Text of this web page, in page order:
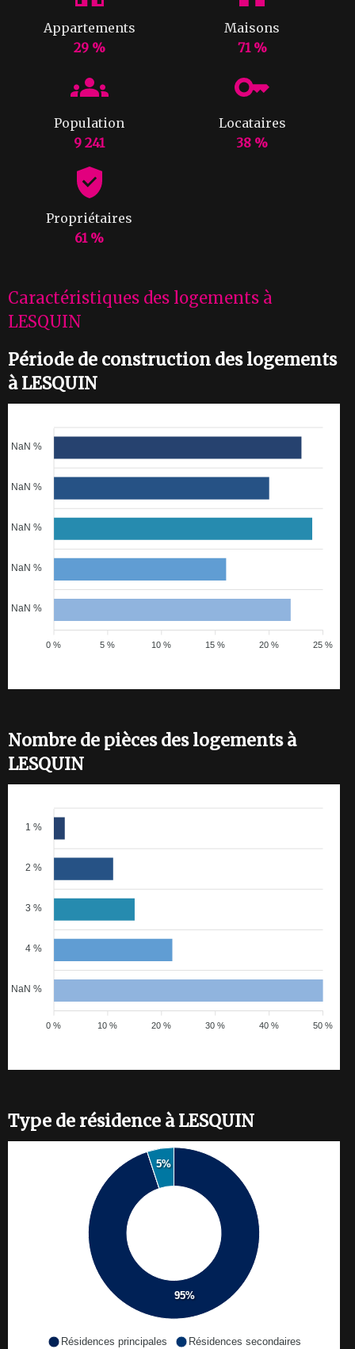
Appartements
29 %
Maisons
71 %
Population
9 241
Locataires
38 %
Propriétaires
61 %
Caractéristiques des logements à
LESQUIN
Période de construction des logements
à LESQUIN
NaN %
NaN %
NaN %
NaN %
NaN %
25 %
20 %
15 %
10 %
5 %
0 %
Nombre de pièces des logements à
LESQUIN
1 %
2 %
3 %
4 %
NaN %
50 %
40 %
30 %
20 %
10 %
0 %
Type de résidence à LESQUIN
95%
5%
Résidences principales
Résidences secondaires